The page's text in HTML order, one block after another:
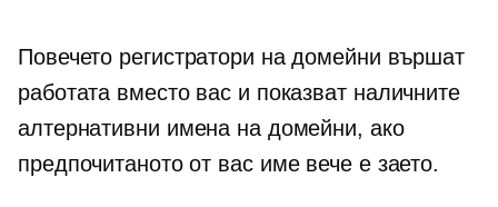
Повечето регистратори на домейни вършат
работата вместо вас и показват наличните
алтернативни имена на домейни, ако
предпочитаното от вас име вече е заето.